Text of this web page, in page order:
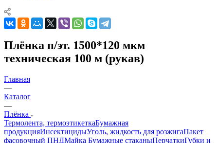
Плёнка п/эт. 1500*120 мкм
техническая 100 м (рукав)
Главная
—
Каталог
—
Плёнка
Термолента, термоэтикеткаБумажная
продукцияИнсектицидыУголь, жидкость для розжигаПакет
фасовочный ПНДМайка Бумажные стаканыПерчаткиГубки и